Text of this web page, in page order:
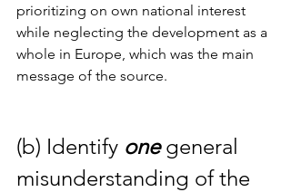
prioritizing on own national interest
while neglecting the development as a
whole in Europe, which was the main
message of the source.
(b) Identify one general
misunderstanding of the